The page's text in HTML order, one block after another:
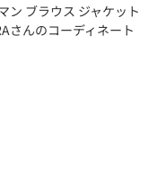
ン ブラウス ジャケット
さんのコーディネート